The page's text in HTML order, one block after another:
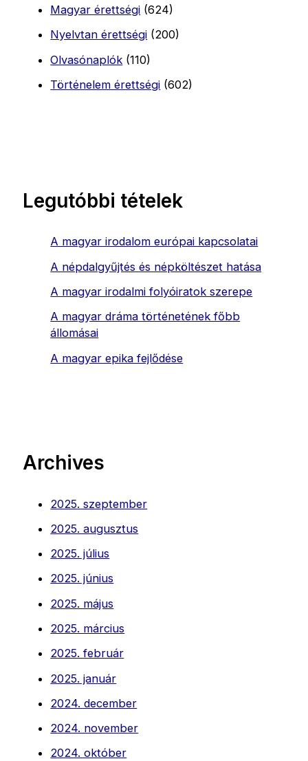
Magyar érettségi (624)
Nyelvtan érettségi (200)
Olvasónaplók (110)
Történelem érettségi (602)
Legutóbbi tételek
A magyar irodalom európai kapcsolatai
A népdalgyűjtés és népköltészet hatása
A magyar irodalmi folyóiratok szerepe
A magyar dráma történetének főbb
állomásai
A magyar epika fejlődése
Archives
2025. szeptember
2025. augusztus
2025. július
2025. június
2025. május
2025. március
2025. február
2025. január
2024. december
2024. november
2024. október